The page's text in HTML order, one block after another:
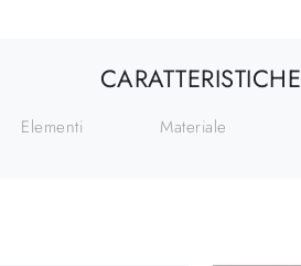
CARATTERISTICHE
Elementi Materiale